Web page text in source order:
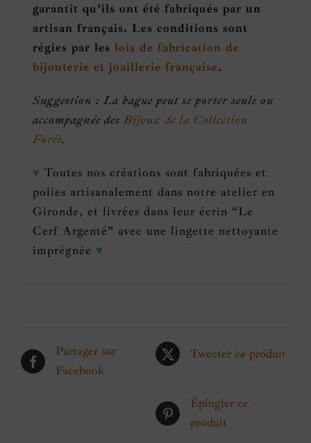
garantit qu’ils ont été fabriqués par un
artisan français. Les conditions sont
régies par les lois de fabrication de
bijouterie et joaillerie française.
Suggestion : La bague peut se porter seule ou
accompagnée des Bijoux de la Collection
Forêt.
♥ Toutes nos créations sont fabriquées et
polies artisanalement dans notre atelier en
Gironde, et livrées dans leur écrin “Le
Cerf Argenté” avec une lingette nettoyante
imprégnée ♥
Partager sur
Facebook
Tweeter ce produit
Épingler ce
produit